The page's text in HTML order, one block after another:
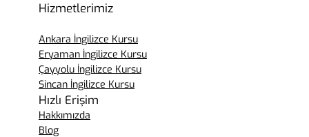
Hizmetlerimiz
Ankara İngilizce Kursu
Eryaman İngilizce Kursu
Çayyolu İngilizce Kursu
Sincan İngilizce Kursu
Hızlı Erişim
Hakkımızda
Blog